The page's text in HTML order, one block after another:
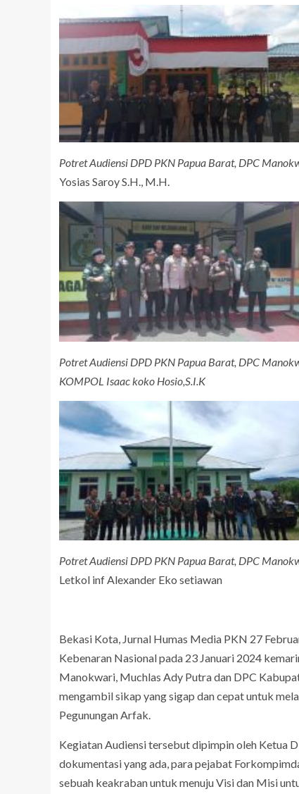
Potret Audiensi DPD PKN Papua Barat, DPC
Yosias Saroy S.H., M.H.
Potret Audiensi DPD PKN Papua Barat, DPC
KOMPOL Isaac koko Hosio,S.I.K
Potret Audiensi DPD PKN Papua Barat, DPC
Letkol inf Alexander Eko setiawan
Bekasi Kota, Jurnal Humas Media PKN 27
Kebenaran Nasional pada 23 Januari 2024
Manokwari, Muchlas Ady Putra dan DPC
mengambil sikap yang sigap dan cepat untuk
Pegunungan Arfak.
Kegiatan Audiensi tersebut dipimpin oleh Ketua
dokumentasi yang ada, para pejabat
sebuah keakraban untuk menuju Visi dan Misi